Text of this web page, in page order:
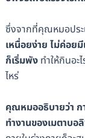
ซึ่งจากที่คุณหมอปร
เหนื่อยง่าย ไม่ค่อย
ก็เริ่มพัง ทำให้กินอะ
ไหร่
คุณหมออธิบายว่า ก
ทำงานของเมตาบอ